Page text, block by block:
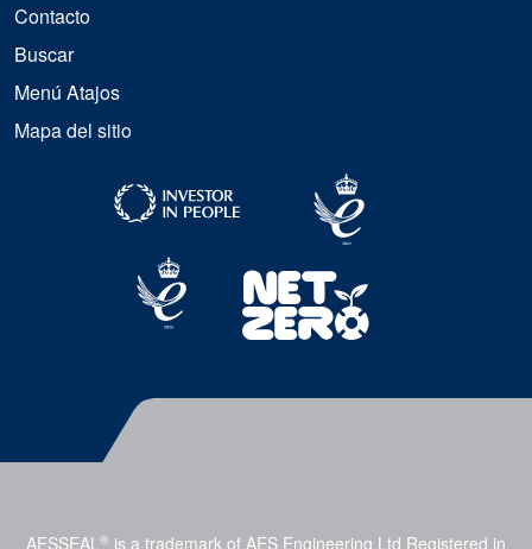
Contacto
Buscar
Menú Atajos
Mapa del sitio
AESSEAL ® is a trademark of AES Engineering Ltd Registered in